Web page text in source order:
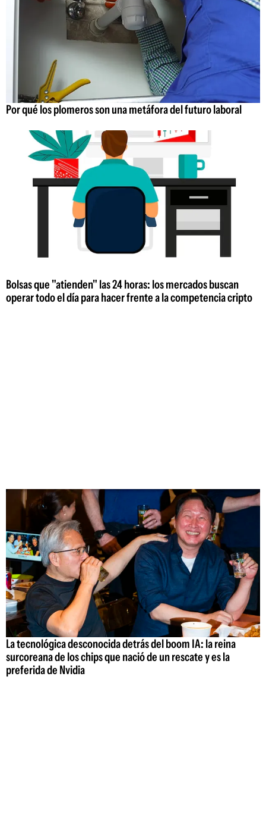
Por qué los plomeros son una metáfora del futuro laboral
Bolsas que "atienden" las 24 horas: los mercados buscan
operar todo el día para hacer frente a la competencia cripto
La tecnológica desconocida detrás del boom IA: la reina
surcoreana de los chips que nació de un rescate y es la
preferida de Nvidia